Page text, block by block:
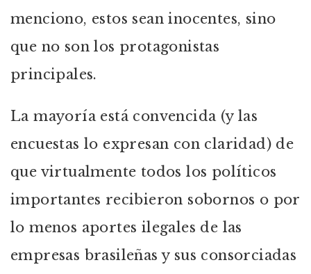
menciono, estos sean inocentes, sino
que no son los protagonistas
principales.
La mayoría está convencida (y las
encuestas lo expresan con claridad) de
que virtualmente todos los políticos
importantes recibieron sobornos o por
lo menos aportes ilegales de las
empresas brasileñas y sus consorciadas